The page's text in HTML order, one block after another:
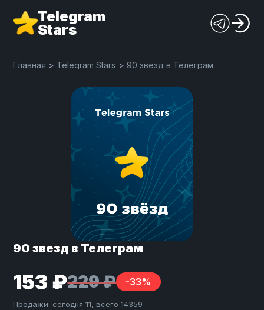
Telegram
Stars
Главная > Telegram Stars > 90 звезд в Телеграм
90 звезд в Телеграм
153 ₽229 ₽ -33%
Продажи: сегодня 11, всего 14359